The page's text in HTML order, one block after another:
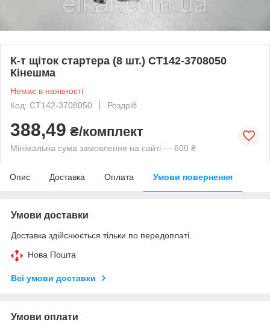
К-т щіток стартера (8 шт.) СТ142-3708050
Кінешма
Немає в наявності
Код: СТ142-3708050
Роздріб
388,49 ₴/комплект
Мінімальна сума замовлення на сайті — 600 ₴
Опис Доставка Оплата Умови повернення
Умови доставки
Доставка здійснюється тільки по передоплаті.
Нова Пошта
Всі умови доставки
Умови оплати